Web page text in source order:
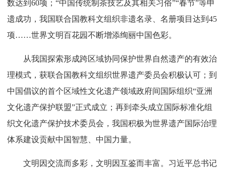
数达到60项；“中国传统制茶技艺及其相关习俗”“春节”等申
遗成功，我国联合国教科文组织非遗名录、名册项目达到45
项……世界文明百花园不断增添绚丽中国色彩。
从我国探索形成跨区域协同保护世界自然遗产的有效治
理模式，获联合国教科文组织世界遗产委员会积极认可；到
中国倡议的首个区域性文化遗产领域政府间国际组织“亚洲
文化遗产保护联盟”正式成立；再到牵头成立国际标准化组
织文化遗产保护技术委员会，我国积极为世界遗产国际治理
体系建设贡献中国智慧、中国力量。
文明因交流而多彩，文明因互鉴而丰富。习近平总书记